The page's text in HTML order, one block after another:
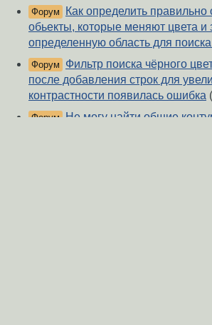
Форум
Как определить правильно
обьекты, которые меняют цвета и
определенную область для
Форум
Фильтр поиска чёрного
после добавления строк для
контрастности появилась ошибка
Форум Не могу найти общие